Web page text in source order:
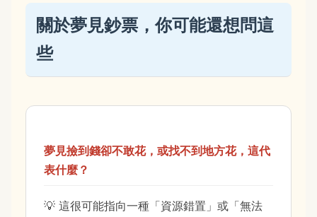
關於夢見鈔票，你可能還想問這
些
夢見撿到錢卻不敢花，或找不到地方花，這代
表什麼？
這很可能指向一種「資源錯置」或「無法